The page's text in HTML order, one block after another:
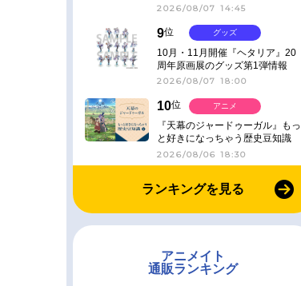
2026/08/07 14:45
9位
10月・11月開催『ヘタリア』20
周年原画展のグッズ第1弾情報
2026/08/07 18:00
グッズ
10位
『天幕のジャードゥーガル』もっ
と好きになっちゃう歴史豆知識
2026/08/06 18:30
アニメ
ランキングを見る
アニメイト
通販ランキング